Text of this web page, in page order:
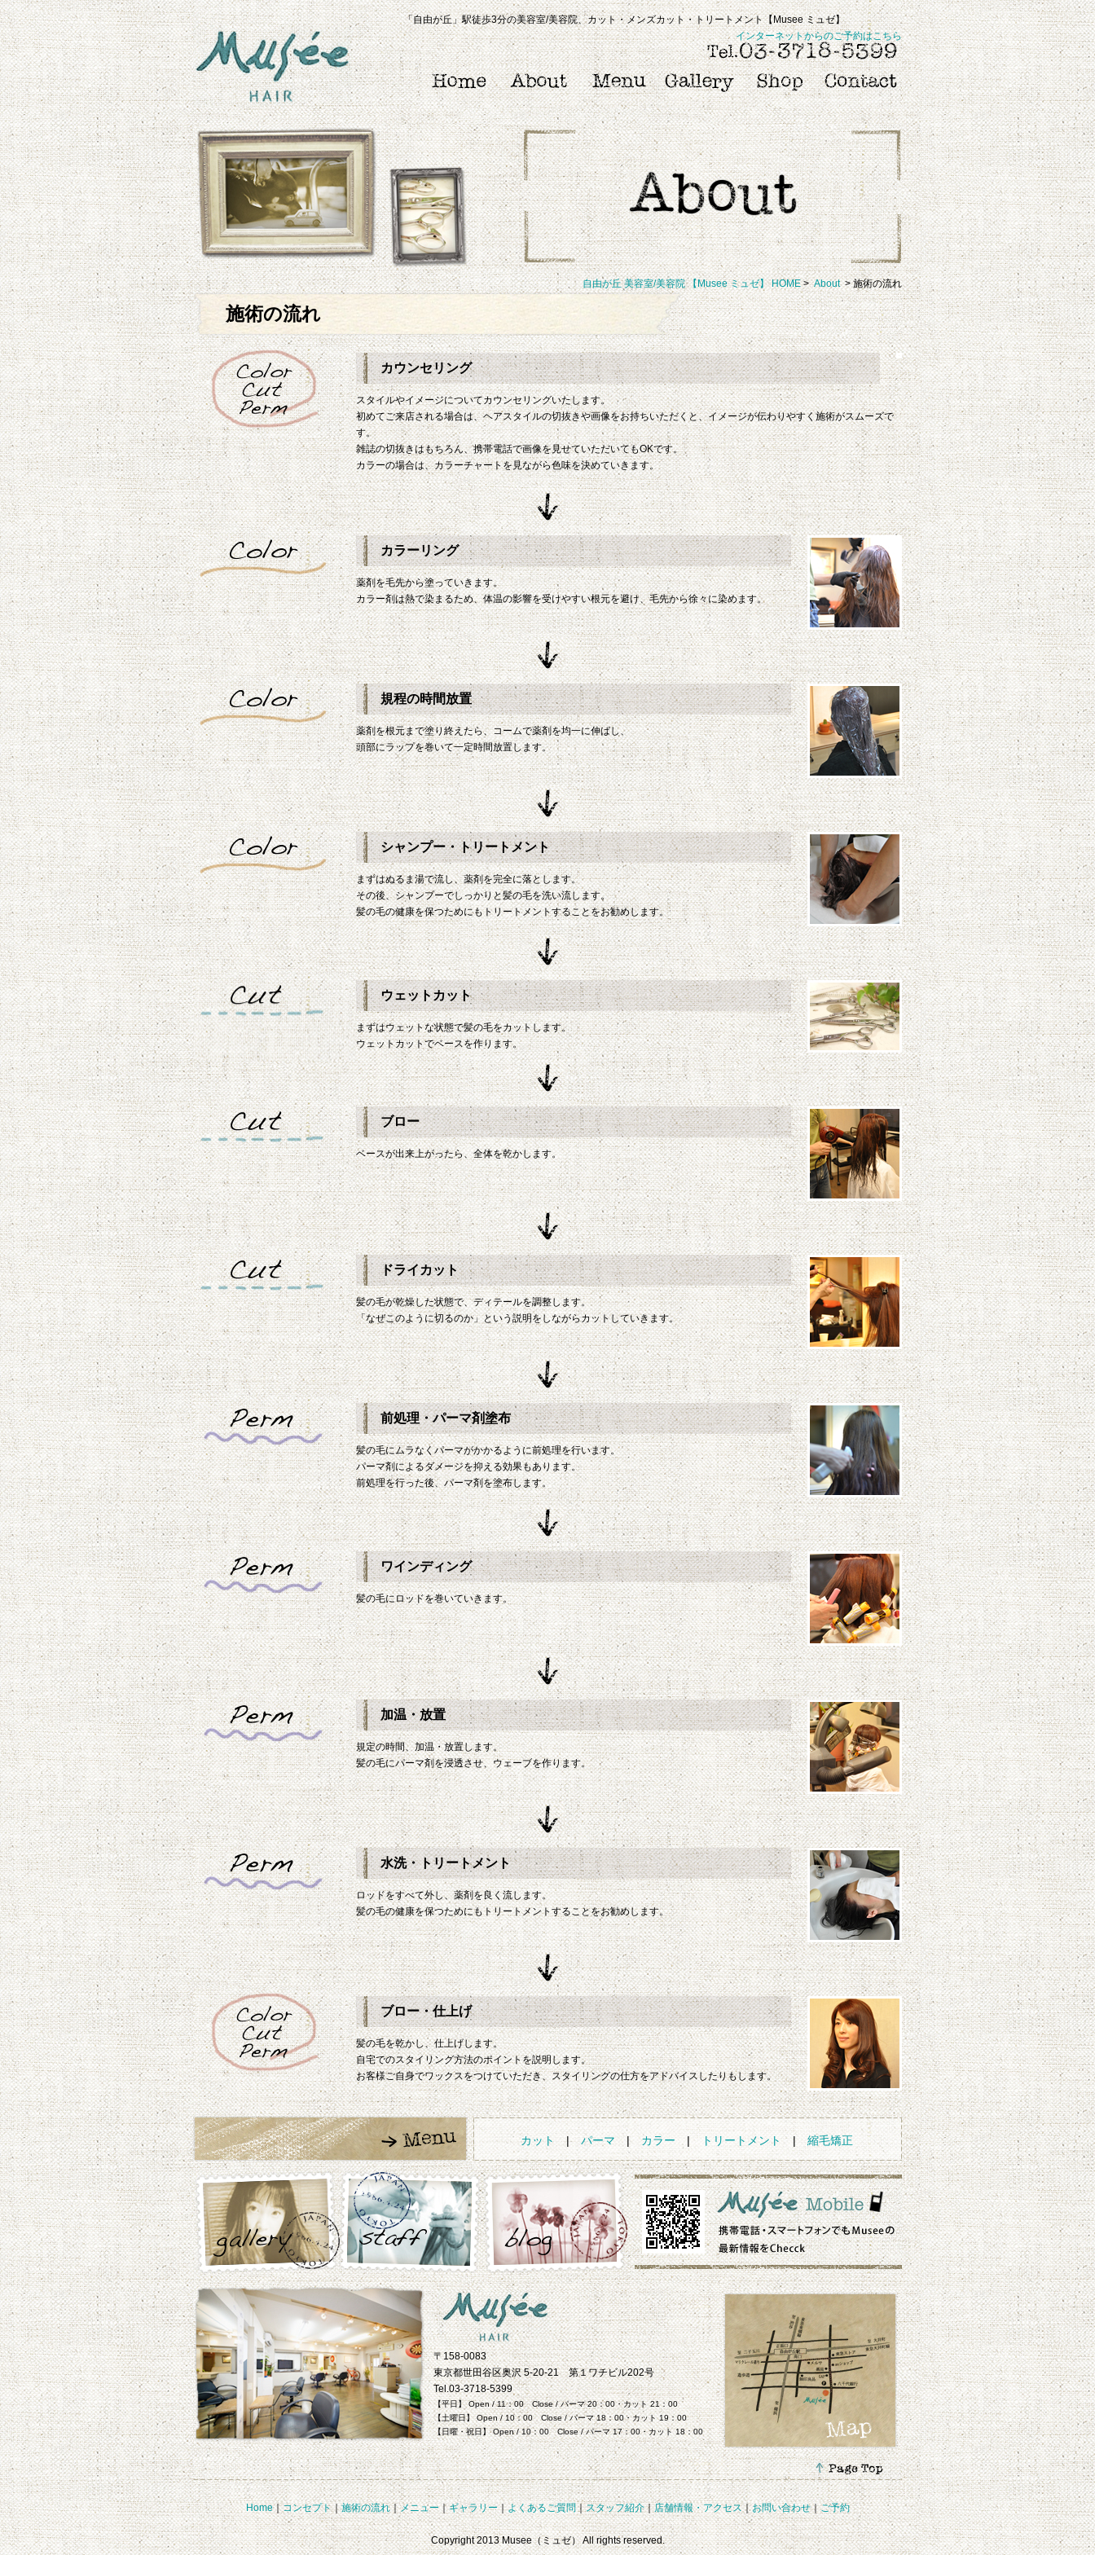
「自由が丘」駅徒歩3分の美容室/美容院、カット・メンズカット・トリートメント【Musee ミュゼ】
インターネットからのご予約はこちら
自由が丘 美容室/美容院 【Musee ミュゼ】 HOME>About> 施術の流れ
施術の流れ
カウンセリング
スタイルやイメージについてカウンセリングいたします。
初めてご来店される場合は、ヘアスタイルの切抜きや画像をお持ちいただくと、イメージが伝わりやすく施術がスムーズで
す。
雑誌の切抜きはもちろん、携帯電話で画像を見せていただいてもOKです。
カラーの場合は、カラーチャートを見ながら色味を決めていきます。
カラーリング
薬剤を毛先から塗っていきます。
カラー剤は熱で染まるため、体温の影響を受けやすい根元を避け、毛先から徐々に染めます。
規程の時間放置
薬剤を根元まで塗り終えたら、コームで薬剤を均一に伸ばし、
頭部にラップを巻いて一定時間放置します。
シャンプー・トリートメント
まずはぬるま湯で流し、薬剤を完全に落とします。
その後、シャンプーでしっかりと髪の毛を洗い流します。
髪の毛の健康を保つためにもトリートメントすることをお勧めします。
ウェットカット
まずはウェットな状態で髪の毛をカットします。
ウェットカットでベースを作ります。
ブロー
ベースが出来上がったら、全体を乾かします。
ドライカット
髪の毛が乾燥した状態で、ディテールを調整します。
「なぜこのように切るのか」という説明をしながらカットしていきます。
前処理・パーマ剤塗布
髪の毛にムラなくパーマがかかるように前処理を行います。
パーマ剤によるダメージを抑える効果もあります。
前処理を行った後、パーマ剤を塗布します。
ワインディング
髪の毛にロッドを巻いていきます。
加温・放置
規定の時間、加温・放置します。
髪の毛にパーマ剤を浸透させ、ウェーブを作ります。
水洗・トリートメント
ロッドをすべて外し、薬剤を良く流します。
髪の毛の健康を保つためにもトリートメントすることをお勧めします。
ブロー・仕上げ
髪の毛を乾かし、仕上げします。
自宅でのスタイリング方法のポイントを説明します。
お客様ご自身でワックスをつけていただき、スタイリングの仕方をアドバイスしたりもします。
カット | パーマ |カラー | トリートメント | 縮毛矯正
〒158-0083
東京都世田谷区奥沢 5-20-21 第１ワチビル202号
Tel.03-3718-5399
【平日】 Open / 11：00 Close / パーマ 20：00・カット 21：00
【土曜日】 Open / 10：00 Close / パーマ 18：00・カット 19：00
【日曜・祝日】 Open / 10：00 Close / パーマ 17：00・カット 18：00
Home｜コンセプト｜施術の流れ｜メニュー｜ギャラリー｜よくあるご質問 ｜スタッフ紹介｜店舗情報・アクセス｜お問い合わせ｜ご予約
Copyright 2013 Musee（ミュゼ） All rights reserved.